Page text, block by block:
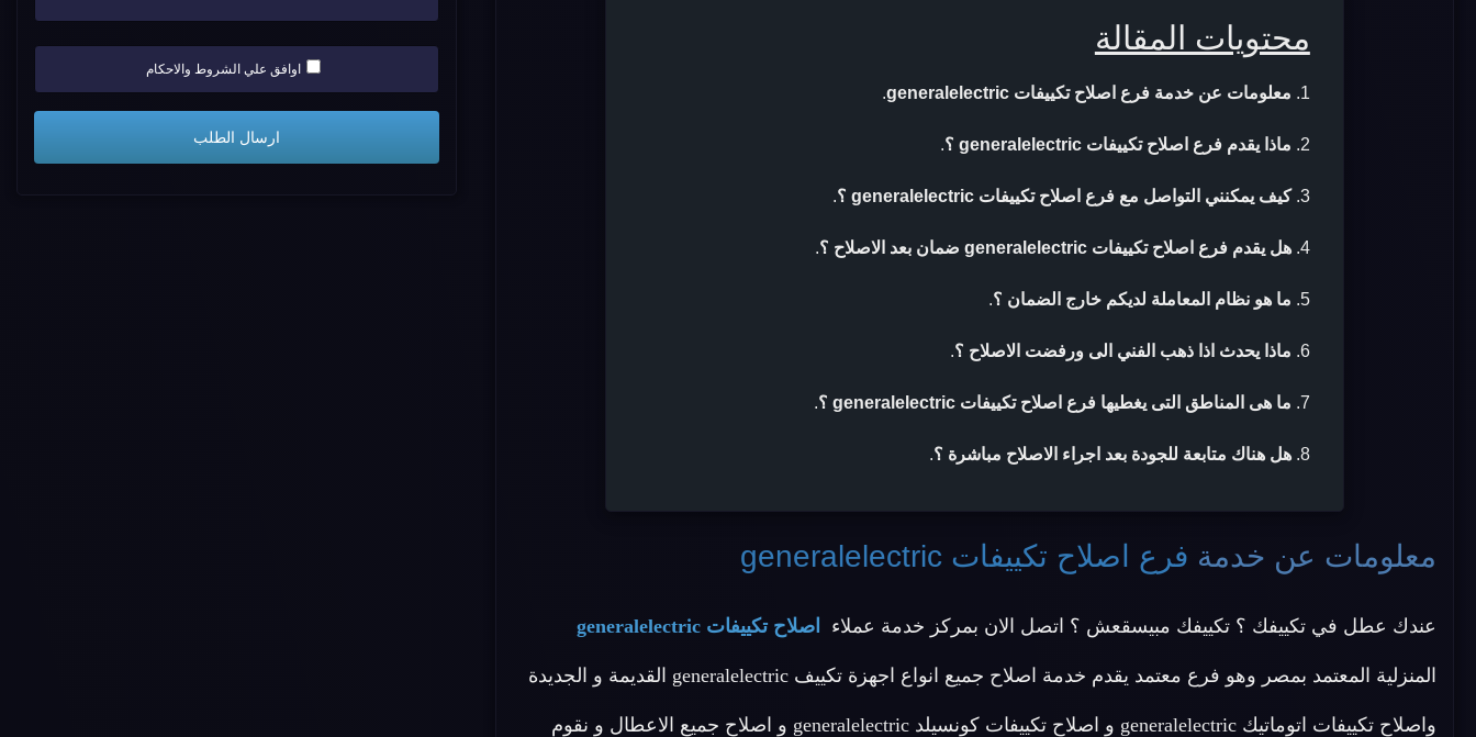
محتويات المقالة
معلومات عن خدمة فرع اصلاح تكييفات generalelectric .
ماذا يقدم فرع اصلاح تكييفات generalelectric ؟ .
كيف يمكنني التواصل مع فرع اصلاح تكييفات generalelectric ؟ .
هل يقدم فرع اصلاح تكييفات generalelectric ضمان بعد الاصلاح ؟ .
ما هو نظام المعاملة لديكم خارج الضمان ؟.
ماذا يحدث اذا ذهب الفني الى ورفضت الاصلاح ؟.
ما هى المناطق التى يغطيها فرع اصلاح تكييفات generalelectric ؟ .
هل هناك متابعة للجودة بعد اجراء الاصلاح مباشرة ؟.
معلومات عن خدمة فرع اصلاح تكييفات generalelectric
عندك عطل في تكييفك ؟ تكييفك مبيسقعش ؟ اتصل الان بمركز خدمة عملاء اصلاح تكييفات generalelectric
المنزلية المعتمد بمصر وهو فرع معتمد يقدم خدمة اصلاح جميع انواع اجهزة تكييف generalelectric القديمة و الجديدة
واصلاح تكييفات اتوماتيك generalelectric و اصلاح تكييفات كونسيلد generalelectric و اصلاح جميع الاعطال و نقوم
اوافق علي الشروط والاحكام